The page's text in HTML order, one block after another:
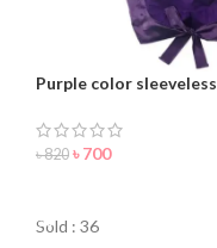
Purple color sleeveless
৳820 ৳700
Sold : 36